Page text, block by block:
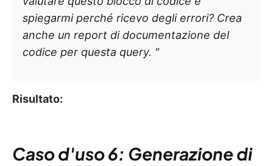
spiegarmi perché ricevo degli errori? Crea
anche un report di documentazione del
codice per questa query. "
Risultato:
Caso d'uso 6: Generazione di